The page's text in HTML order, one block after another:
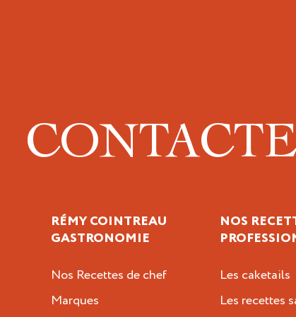
RÉMY COINTREAU
GASTRONOMIE
Nos Recettes de chef
Marques
NOS
Les caketails
Les recettes